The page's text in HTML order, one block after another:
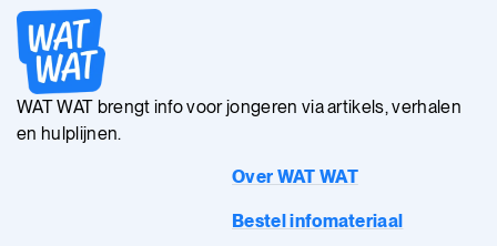
WAT WAT brengt info voor jongeren via artikels, verhalen
en hulplijnen.
Over WAT WAT
Bestel infomateriaal